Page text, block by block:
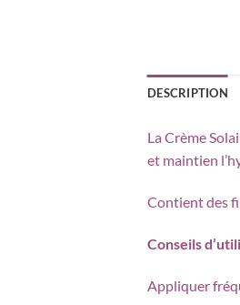
DESCRIPTION
La Crème
et maintien
Contient des
Conseils
Appliquer